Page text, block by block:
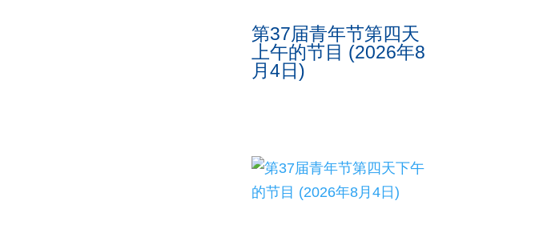
第37届青年节第四天
上午的节目 (2026年8
月4日)